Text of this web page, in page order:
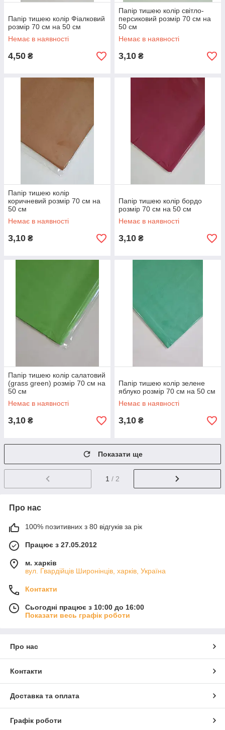
Папір тишею колір Фіалковий
розмір 70 см на 50 см
Немає в наявності
4,50 ₴
Папір тишею колір світло-
персиковий розмір 70 см на
50 см
Немає в наявності
3,10 ₴
Папір тишею колір
коричневий розмір 70 см на
50 см
Немає в наявності
3,10 ₴
Папір тишею колір бордо
розмір 70 см на 50 см
Немає в наявності
3,10 ₴
Папір тишею колір салатовий
(grass green) розмір 70 см на
50 см
Немає в наявності
3,10 ₴
Папір тишею колір зелене
яблуко розмір 70 см на 50 см
Немає в наявності
3,10 ₴
Показати ще
1 / 2
Про нас
100% позитивних з 80 відгуків за рік
Працює з 27.05.2012
м. харків
вул. Гвардійців Широнінців, харків, Україна
Контакти
Сьогодні працює з 10:00 до 16:00
Показати весь графік роботи
Про нас
Контакти
Доставка та оплата
Графік роботи